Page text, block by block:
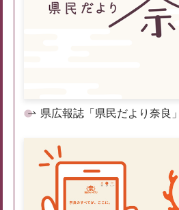
県広報誌「県民だより奈良」